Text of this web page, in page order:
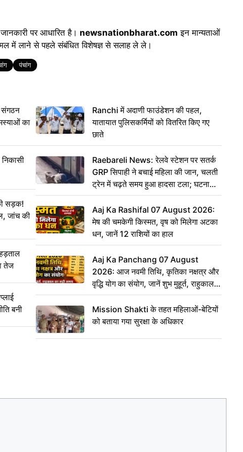
पर आधारित है। newsnationbharat.com इन मान्यताओं
में लाने से पहले संबंधित विशेषज्ञ से सलाह ले ले।
पंचांग
संगठन
का
सड़क!
जांच की
तेज
बनी
Ranchi में अदाणी फाउंडेशन की पहल,
यातायात पुलिसकर्मियों को वितरित किए गए
छाते
Raebareli News: रेलवे स्टेशन पर सतर्क
GRP सिपाही ने बचाई महिला की जान, चलती
ट्रेन में चढ़ते समय हुआ हादसा टला; घटना
CCTV में कैद
Aaj Ka Rashifal 07 August 2026:
मेष की चमकेगी किस्मत, वृष को मिलेगा अटका
धन, जानें 12 राशियों का हाल
Aaj Ka Panchang 07 August
2026: आज नवमी तिथि, कृतिका नक्षत्र और
वृद्धि योग का संयोग, जानें शुभ मुहूर्त, राहुकाल
का सही समय
Mission Shakti के तहत महिलाओं-बेटियों
को बताया गया सुरक्षा के अधिकार